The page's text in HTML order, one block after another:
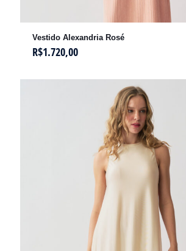
Vestido Alexandria Rosé
R$1.720,00